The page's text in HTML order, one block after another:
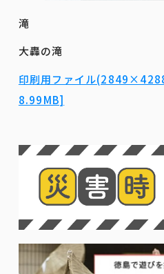
滝
大轟の滝
印刷用ファイル
8.99MB]